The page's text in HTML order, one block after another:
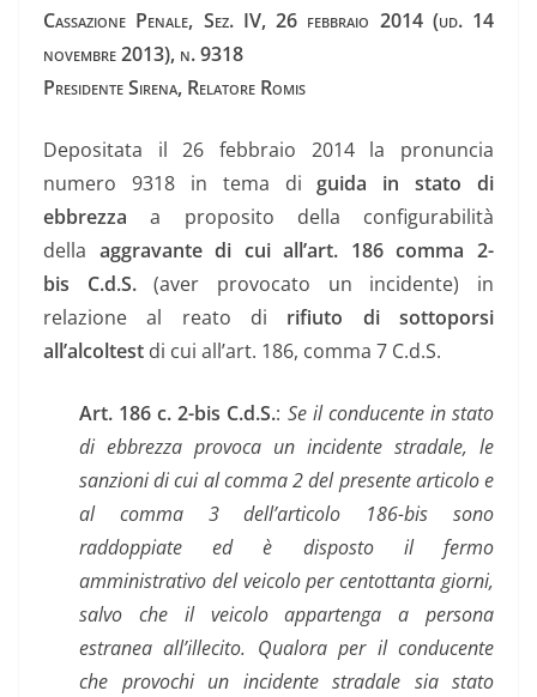
Cassazione Penale, Sez. IV, 26 febbraio 2014 (ud. 14
novembre 2013), n. 9318
Presidente Sirena, Relatore Romis
Depositata il 26 febbraio 2014 la pronuncia
numero 9318 in tema diguida in stato di
ebbrezza a proposito della configurabilità
della aggravante di cui all’art. 186 comma 2-
bis C.d.S.(aver provocato un incidente) in
relazione al reato di rifiuto di sottoporsi
all’alcoltest di cui all’art. 186, comma 7 C.d.S.
Art. 186 c. 2-bis C.d.S.: Se il conducente in stato
di ebbrezza provoca un incidente stradale, le
sanzioni di cui al comma 2 del presente articolo e
al comma 3 dell’articolo 186-bis sono
raddoppiate ed è disposto il fermo
amministrativo del veicolo per centottanta giorni,
salvo che il veicolo appartenga a persona
estranea all’illecito. Qualora per il conducente
che provochi un incidente stradale sia stato